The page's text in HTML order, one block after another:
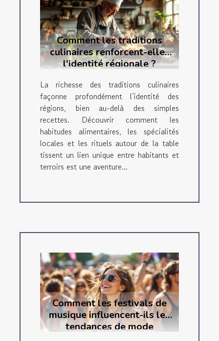
Comment les traditions
culinaires renforcent-elles
l'identité régionale ?
La richesse des traditions culinaires
façonne profondément l’identité des
régions, bien au-delà des simples
recettes. Découvrir comment les
habitudes alimentaires, les spécialités
locales et les rituels autour de la table
tissent un lien unique entre habitants et
terroirs est une aventure...
Comment les festivals de
musique influencent-ils les
tendances de mode